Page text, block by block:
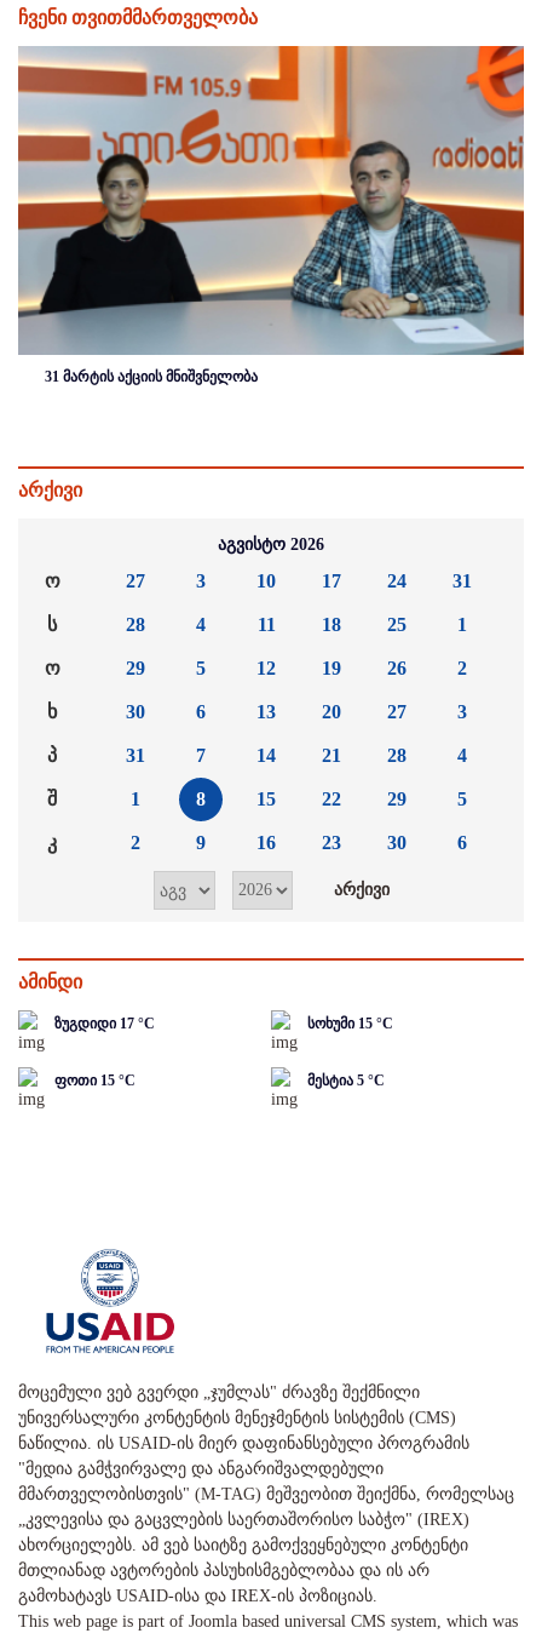
ჩვენი თვითმმართველობა
31 მარტის აქციის მნიშვნელობა
არქივი
აგვისტო 2026
ო
ს
ო
ხ
პ
შ
კ
27
28
29
30
31
1
2
3
4
5
6
7
8
9
10
11
12
13
14
15
16
17
18
19
20
21
22
23
24
25
26
27
28
29
30
31
1
2
3
4
5
6
ამინდი
ზუგდიდი 17 °C სოხუმი 15 °C
ფოთი 15 °C მესტია 5 °C
მოცემული ვებ გვერდი „ჯუმლას" ძრავზე შექმნილი
უნივერსალური კონტენტის მენეჯმენტის სისტემის (CMS)
ნაწილია. ის USAID-ის მიერ დაფინანსებული პროგრამის
"მედია გამჭვირვალე და ანგარიშვალდებული
მმართველობისთვის" (M-TAG) მეშვეობით შეიქმნა, რომელსაც
„კვლევისა და გაცვლების საერთაშორისო საბჭო" (IREX)
ახორციელებს. ამ ვებ საიტზე გამოქვეყნებული კონტენტი
მთლიანად ავტორების პასუხისმგებლობაა და ის არ
გამოხატავს USAID-ისა და IREX-ის პოზიციას.
This web page is part of Joomla based universal CMS system, which was